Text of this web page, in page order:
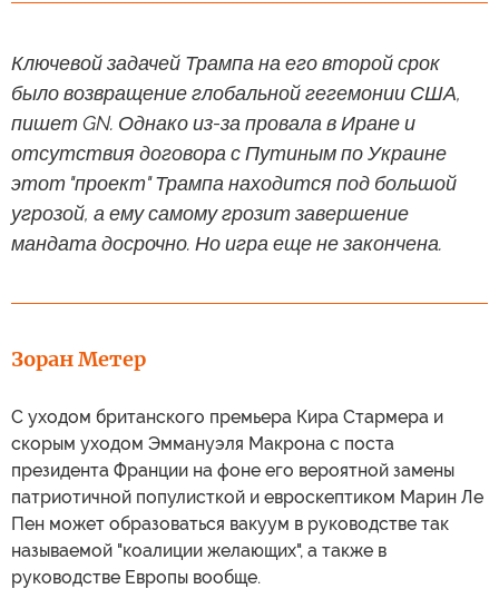
Ключевой задачей Трампа на его второй срок
было возвращение глобальной гегемонии США,
пишет GN. Однако из-за провала в Иране и
отсутствия договора с Путиным по Украине
этот "проект" Трампа находится под большой
угрозой, а ему самому грозит завершение
мандата досрочно. Но игра еще не закончена.
Зоран Метер
С уходом британского премьера Кира Стармера и
скорым уходом Эммануэля Макрона с поста
президента Франции на фоне его вероятной замены
патриотичной популисткой и евроскептиком Марин Ле
Пен может образоваться вакуум в руководстве так
называемой "коалиции желающих", а также в
руководстве Европы вообще.